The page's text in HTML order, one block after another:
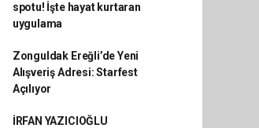
spotu! İşte hayat kurtaran
uygulama
Zonguldak Ereğli’de Yeni
Alışveriş Adresi: Starfest
Açılıyor
İRFAN YAZICIOĞLU